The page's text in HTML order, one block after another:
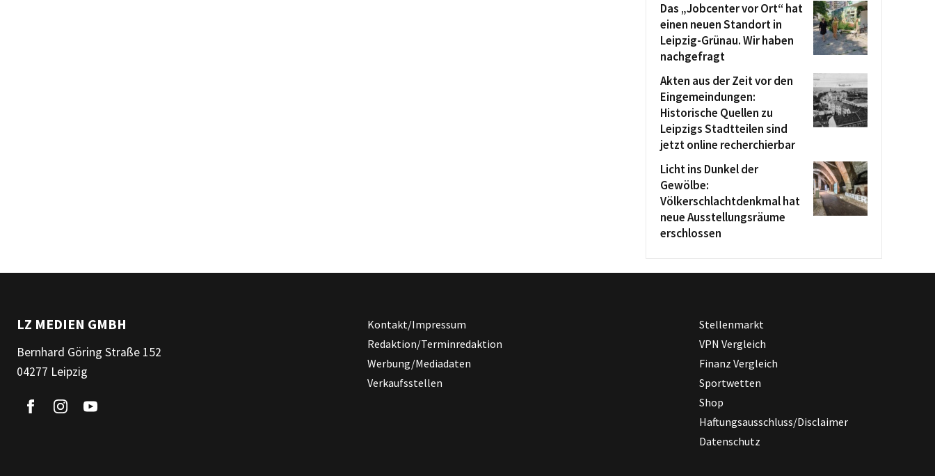
Das „Jobcenter vor Ort“ hat
einen neuen Standort in
Leipzig-Grünau. Wir haben
nachgefragt
Akten aus der Zeit vor den
Eingemeindungen:
Historische Quellen zu
Leipzigs Stadtteilen sind
jetzt online recherchierbar
Licht ins Dunkel der
Gewölbe:
Völkerschlachtdenkmal hat
neue Ausstellungsräume
erschlossen
LZ MEDIEN GMBH
Bernhard Göring Straße 152
04277 Leipzig
Kontakt/Impressum
Redaktion/Terminredaktion
Werbung/Mediadaten
Verkaufsstellen
Stellenmarkt
VPN Vergleich
Finanz Vergleich
Sportwetten
Shop
Haftungsausschluss/Disclaimer
Datenschutz